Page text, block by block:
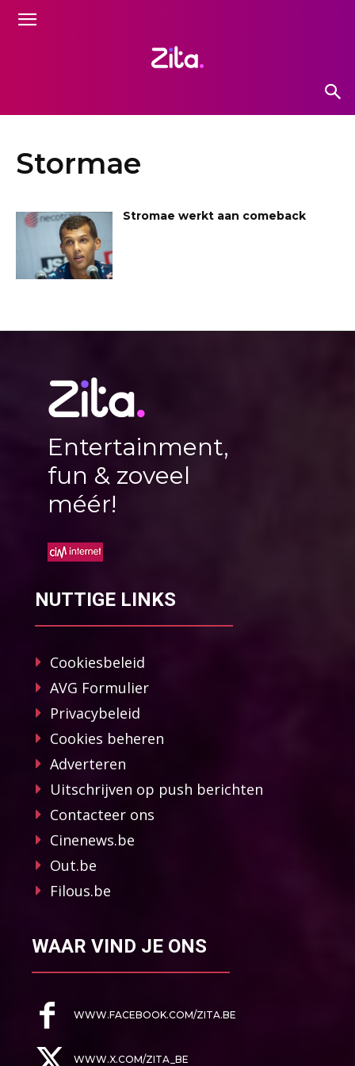
Stormae
Stromae werkt aan comeback
Entertainment,
fun & zoveel
méér!
NUTTIGE LINKS
Cookiesbeleid
AVG Formulier
Privacybeleid
Cookies beheren
Adverteren
Uitschrijven op push berichten
Contacteer ons
Cinenews.be
Out.be
Filous.be
WAAR VIND JE ONS
WWW.FACEBOOK.COM/ZITA.BE
WWW.X.COM/ZITA_BE